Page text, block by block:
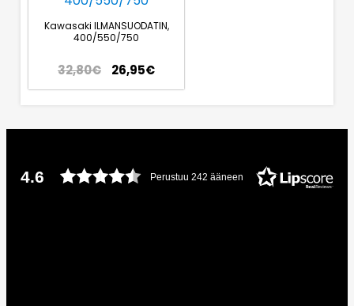
Kawasaki ILMANSUODATIN,
400/550/750
32,80€ 26,95€
4.6 Perustuu 242 ääneen